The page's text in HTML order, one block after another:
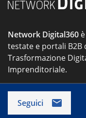
Network Digital360
testate e portali B2B
Trasformazione
Imprenditoriale.
Seguici